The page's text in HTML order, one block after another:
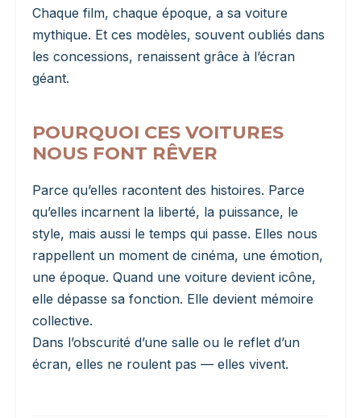
Chaque film, chaque époque, a sa voiture
mythique. Et ces modèles, souvent oubliés dans
les concessions, renaissent grâce à l’écran
géant.
POURQUOI CES VOITURES
NOUS FONT RÊVER
Parce qu’elles racontent des histoires. Parce
qu’elles incarnent la liberté, la puissance, le
style, mais aussi le temps qui passe. Elles nous
rappellent un moment de cinéma, une émotion,
une époque. Quand une voiture devient icône,
elle dépasse sa fonction. Elle devient mémoire
collective.
Dans l’obscurité d’une salle ou le reflet d’un
écran, elles ne roulent pas — elles vivent.